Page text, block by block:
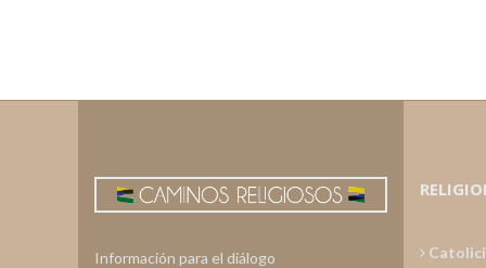
Información para el diálogo